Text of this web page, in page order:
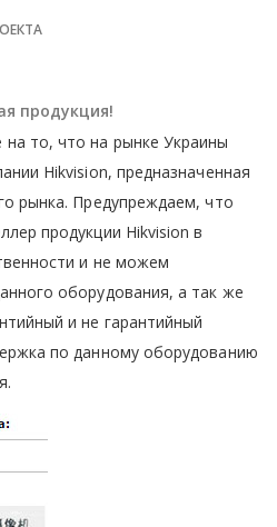
продукция!
то, что на рынке Украины
Hikvision, предназначенная
рынка. Предупреждаем, что
продукции Hikvision в
и не можем
оборудования, а так же
и не гарантийный
по данному оборудованию